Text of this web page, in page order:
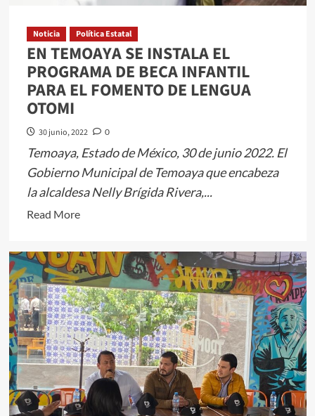
ONU
en
Edomex
Noticia Política Estatal
EN TEMOAYA SE INSTALA EL
PROGRAMA DE BECA INFANTIL
PARA EL FOMENTO DE LENGUA
OTOMI
30 junio, 2022 0
Temoaya, Estado de México, 30 de junio 2022. El
Gobierno Municipal de Temoaya que encabeza
la alcaldesa Nelly Brígida Rivera,...
Read MoreRead
about
EN
TEMOAYA
SE
INSTALA
EL
PROGRAMA
DE
BECA
INFANTIL